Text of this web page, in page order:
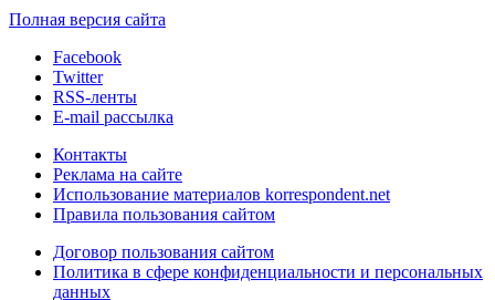
Полная версия сайта
Facebook
Twitter
RSS-ленты
E-mail рассылка
Контакты
Реклама на сайте
Использование материалов korrespondent.net
Правила пользования сайтом
Договор пользования сайтом
Политика в сфере конфиденциальности и персональных
данных